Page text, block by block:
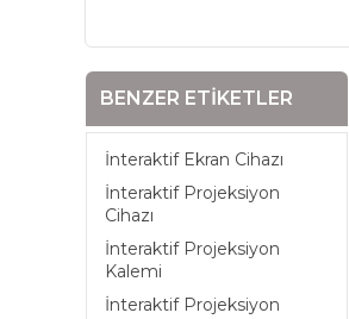
BENZER ETIKETLER
İnteraktif Ekran Cihazı
İnteraktif Projeksiyon
Cihazı
İnteraktif Projeksiyon
Kalemi
İnteraktif Projeksiyon